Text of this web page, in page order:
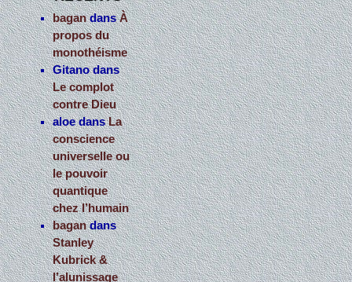
bagandansÀ
propos du
monothéisme
Gitanodans
Le complot
contre Dieu
aloedansLa
conscience
universelle ou
le pouvoir
quantique
chez l’humain
bagandans
Stanley
Kubrick &
l’alunissage